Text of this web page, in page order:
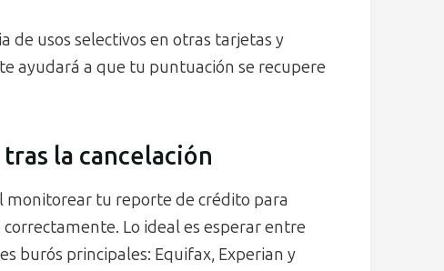
usos selectivos en otras tarjetas y
ayudará a que tu puntuación se recupere
la cancelación
monitorear tu reporte de crédito para
Lo ideal es esperar entre
burós principales: Equifax, Experian y